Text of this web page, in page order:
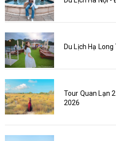
Du Lịch Hạ
Tour Quan Lạn
2026